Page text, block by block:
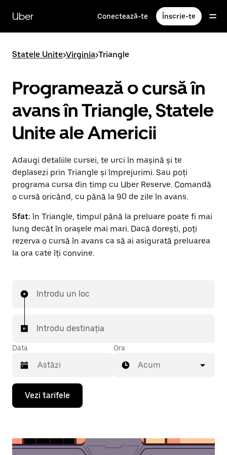
direct
conținutul
principal
Uber Conectează-te Înscrie-te
Statele Unite>Virginia>Triangle
Programează o cursă în
avans în Triangle, Statele
Unite ale Americii
Adaugi detaliile cursei, te urci în mașină și te
deplasezi prin Triangle și împrejurimi. Sau poți
programa cursa din timp cu Uber Reserve. Comandă
o cursă oricând, cu până la 90 de zile în avans.
Sfat: în Triangle, timpul până la preluare poate fi mai
lung decât în orașele mai mari. Dacă dorești, poți
rezerva o cursă în avans ca să ai asigurată preluarea
la ora cate îți convine.
Introdu un loc
Introdu destinația
Data
Pentru
deschide
selecta
Ora
Acum
Vezi tarifele